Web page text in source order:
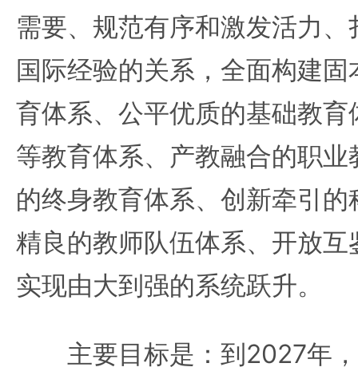
需要、规范有序和激发活力
国际经验的关系，全面构建
育体系、公平优质的基础教
等教育体系、产教融合的职
的终身教育体系、创新牵引
精良的教师队伍体系、开放
实现由大到强的系统跃升。
主要目标是：到2027年，